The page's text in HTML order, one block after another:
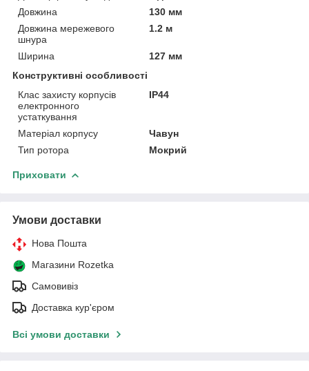
Довжина
130 мм
Довжина мережевого
шнура
1.2 м
Ширина
127 мм
Конструктивні особливості
Клас захисту корпусів
електронного
устаткування
IP44
Матеріал корпусу
Чавун
Тип ротора
Мокрий
Приховати
Умови доставки
Нова Пошта
Магазини Rozetka
Самовивіз
Доставка кур'єром
Всі умови доставки